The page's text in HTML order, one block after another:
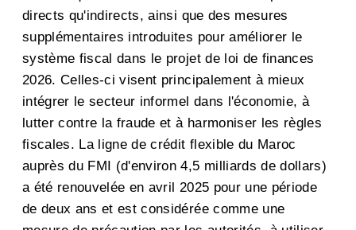
directs qu'indirects, ainsi que des mesures
supplémentaires introduites pour améliorer le
système fiscal dans le projet de loi de finances
2026. Celles-ci visent principalement à mieux
intégrer le secteur informel dans l'économie, à
lutter contre la fraude et à harmoniser les règles
fiscales. La ligne de crédit flexible du Maroc
auprès du FMI (d'environ 4,5 milliards de dollars)
a été renouvelée en avril 2025 pour une période
de deux ans et est considérée comme une